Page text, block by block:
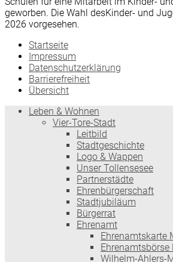
geworben. Die Wahl desKinder- und
2026 vorgesehen.
Startseite
Impressum
Datenschutzerklärung
Barrierefreiheit
Übersicht
Leben & Wohnen
Vier-Tore-Stadt
Leitbild
Stadtgeschichte
Logo & Wappen
Unser Tollensesee
Partnerstädte
Ehrenbürgerschaft
Stadtjubiläum
Bürgerrat
Ehrenamt
Ehrenamtskarte
Ehrenamtsbörse
Wilhelm-Ahlers-